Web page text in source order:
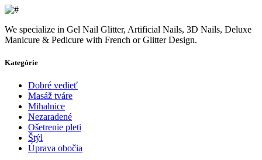
We specialize in Gel Nail Glitter, Artificial Nails, 3D Nails, Deluxe
Manicure & Pedicure with French or Glitter Design.
Kategórie
Dobré vedieť
Masáž tváre
Mihalnice
Nezaradené
Ošetrenie pleti
Štýl
Úprava obočia